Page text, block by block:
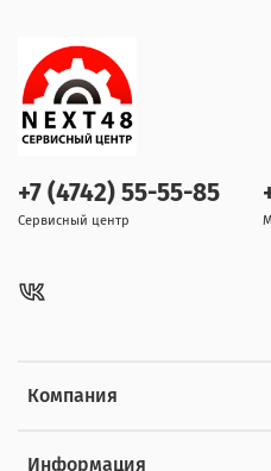
Компания
Информация
+7 (4742) 55-55-85
Сервисный центр